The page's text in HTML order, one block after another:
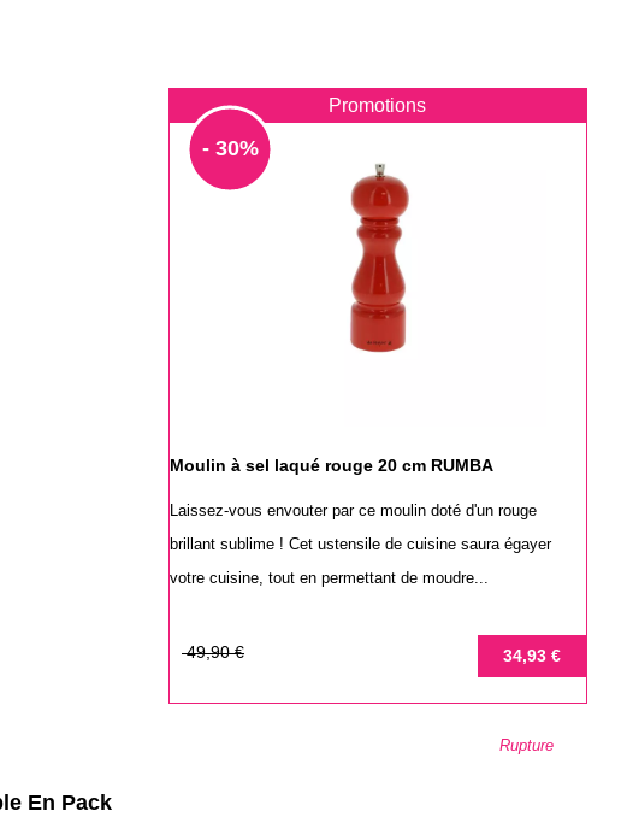
Promotions
- 30%
Moulin à sel laqué rouge 20 cm RUMBA
Laissez-vous envouter par ce moulin doté d'un rouge
brillant sublime ! Cet ustensile de cuisine saura égayer
votre cuisine, tout en permettant de moudre...
Prix
49,90 €
Prix 34,93 €
Rupture
En Pack